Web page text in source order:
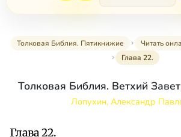
Толковая Библия. Пятикнижие Читать
Глава 22.
Толковая Библия. Ветхий
Лопухин, Александр
Глава 22.